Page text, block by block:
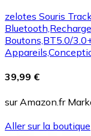
zelotes Souris
Boutons,BT5.0/
39,99 €
sur Amazon.fr
Aller sur la boutique